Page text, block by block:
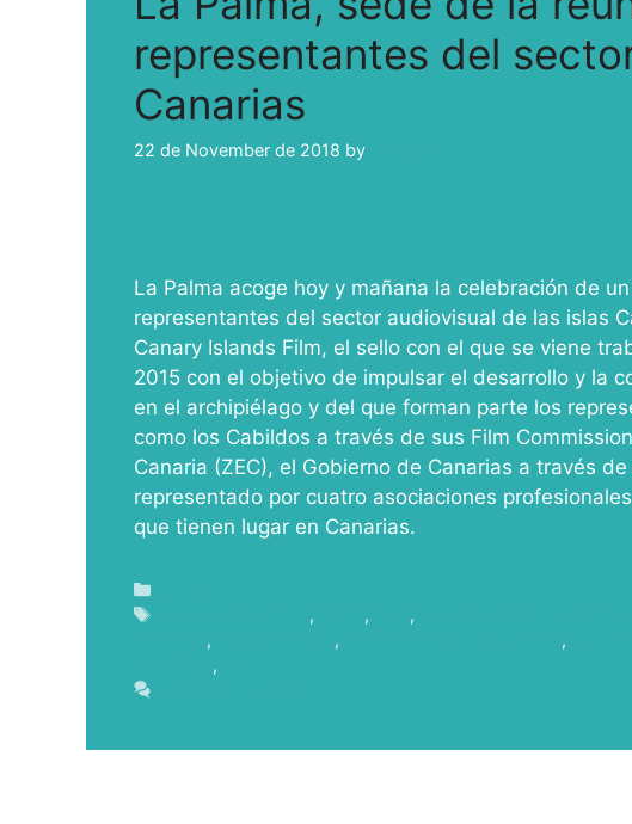
representantes del
Canarias
22 de November de 2018 by
La Palma acoge hoy y mañana la celebración de
representantes del sector audiovisual de las islas
Canary Islands Film, el sello con el que se viene
2015 con el objetivo de impulsar el desarrollo y la
en el archipiélago y del que forman parte los
como los Cabildos a través de sus Film
Canaria (ZEC), el Gobierno de Canarias a través
representado por cuatro asociaciones
que tienen lugar en Canarias.
, , ,
, , ,
,